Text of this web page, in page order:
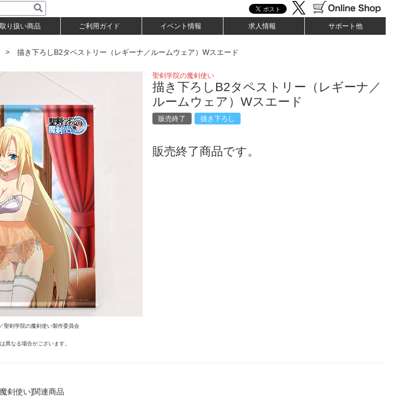
取り扱い商品 ご利用ガイド イベント情報 求人情報 サポート他
> 描き下ろしB2タペストリー（レギーナ／ルームウェア）Wスエード
聖剣学院の魔剣使い製作委員会
異なる場合がございます。
聖剣学院の魔剣使い
描き下ろしB2タペストリー（レギーナ／
ルームウェア）Wスエード
販売終了 描き下ろし
販売終了商品です。
剣使い]関連商品